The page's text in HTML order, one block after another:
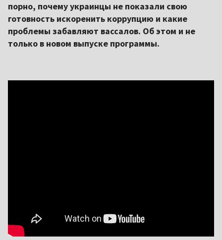
порно, почему украинцы не показали свою
готовность искоренить коррупцию и какие
проблемы забавляют вассалов. Об этом и не
только в новом выпуске программы.